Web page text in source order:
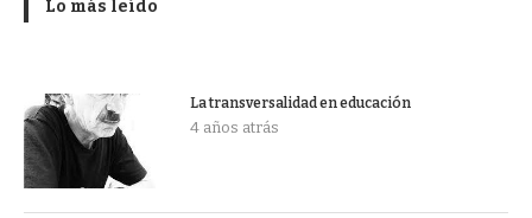
Lo más leído
La transversalidad en educación
4 años atrás